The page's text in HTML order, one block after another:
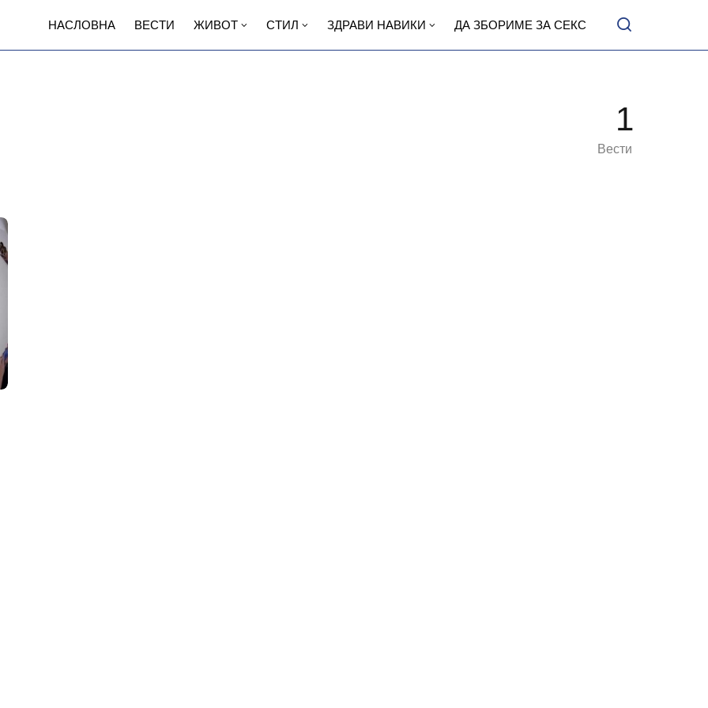
НАСЛОВНА ВЕСТИ ЖИВОТ СТИЛ ЗДРАВИ НАВИКИ ДА ЗБОРИМЕ ЗА СЕКС
1
Вести